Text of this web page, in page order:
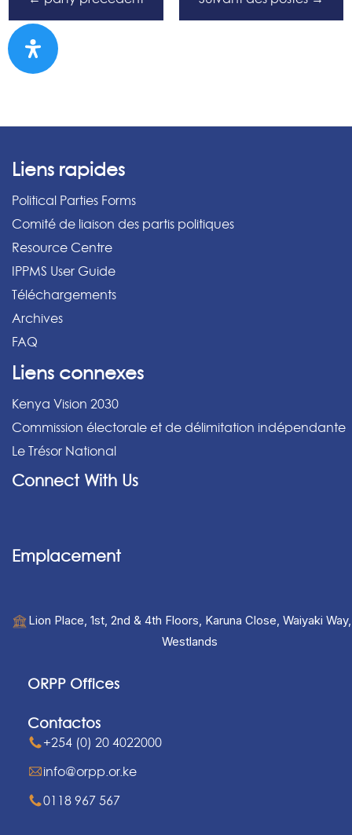
Liens rapides
Political Parties Forms
Comité de liaison des partis politiques
Resource Centre
IPPMS User Guide
Téléchargements
Archives
FAQ
Liens connexes
Kenya Vision 2030
Commission électorale et de délimitation indépendante
Le Trésor National
Connect With Us
Emplacement
Lion Place, 1st, 2nd & 4th Floors, Karuna Close, Waiyaki Way,
Westlands
ORPP Offices
Contactos
+254 (0) 20 4022000
info@orpp.or.ke
0118 967 567